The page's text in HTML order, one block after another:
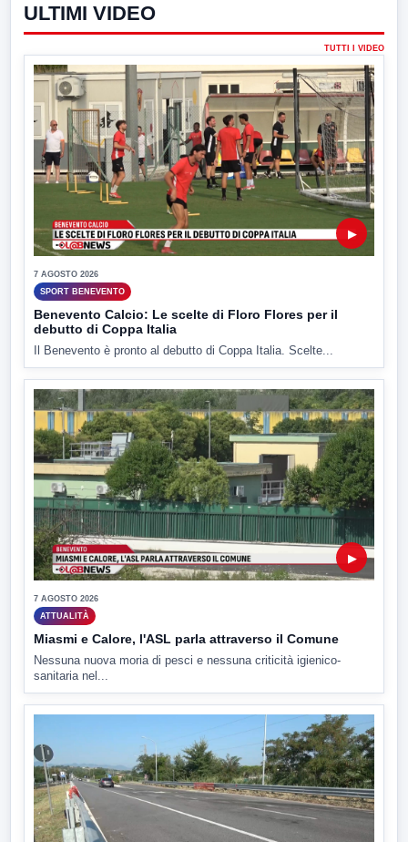
ULTIMI VIDEO
TUTTI I VIDEO
▶
7 AGOSTO 2026
SPORT BENEVENTO
Benevento Calcio: Le scelte di Floro Flores per il
debutto di Coppa Italia
Il Benevento è pronto al debutto di Coppa Italia. Scelte...
▶
7 AGOSTO 2026
ATTUALITÀ
Miasmi e Calore, l'ASL parla attraverso il Comune
Nessuna nuova moria di pesci e nessuna criticità igienico-
sanitaria nel...